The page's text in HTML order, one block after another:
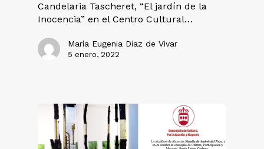
Candelaria Tascheret, “El jardín de la
Inocencia” en el Centro Cultural…
María Eugenia Diaz de Vivar
5 enero, 2022